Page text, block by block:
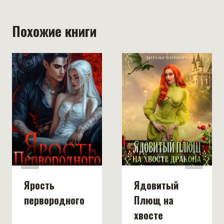
Похожие книги
Ярость
первородного
Ядовитый
Плющ на
хвосте